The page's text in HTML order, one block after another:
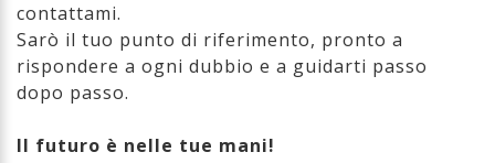
contattami.
Sarò il tuo punto di riferimento, pronto a
rispondere a ogni dubbio e a guidarti passo
dopo passo.
Il futuro è nelle tue mani!